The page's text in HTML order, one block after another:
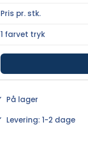
Pris pr. stk.
1 farvet tryk
På lager
Levering: 1-2 dage